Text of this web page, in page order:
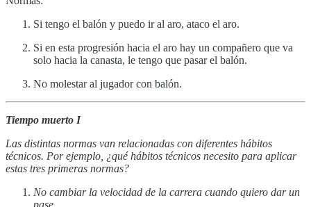
Si tengo el balón y puedo ir al aro, ataco el aro.
Si en esta progresión hacia el aro hay un compañero que va
solo hacia la canasta, le tengo que pasar el balón.
No molestar al jugador con balón.
Tiempo muerto I
Las distintas normas van relacionadas con diferentes hábitos
técnicos. Por ejemplo, ¿qué hábitos técnicos necesito para aplicar
estas tres primeras normas?
No cambiar la velocidad de la carrera cuando quiero dar un